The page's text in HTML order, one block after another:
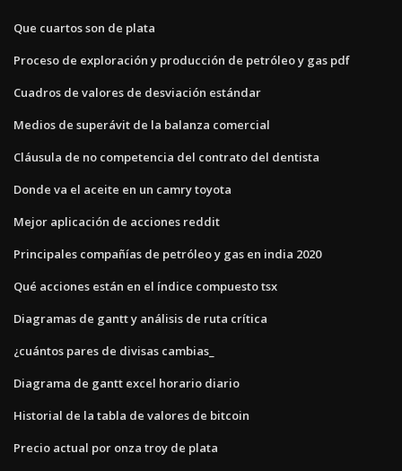
Que cuartos son de plata
Proceso de exploración y producción de petróleo y gas pdf
Cuadros de valores de desviación estándar
Medios de superávit de la balanza comercial
Cláusula de no competencia del contrato del dentista
Donde va el aceite en un camry toyota
Mejor aplicación de acciones reddit
Principales compañías de petróleo y gas en india 2020
Qué acciones están en el índice compuesto tsx
Diagramas de gantt y análisis de ruta crítica
¿cuántos pares de divisas cambias_
Diagrama de gantt excel horario diario
Historial de la tabla de valores de bitcoin
Precio actual por onza troy de plata